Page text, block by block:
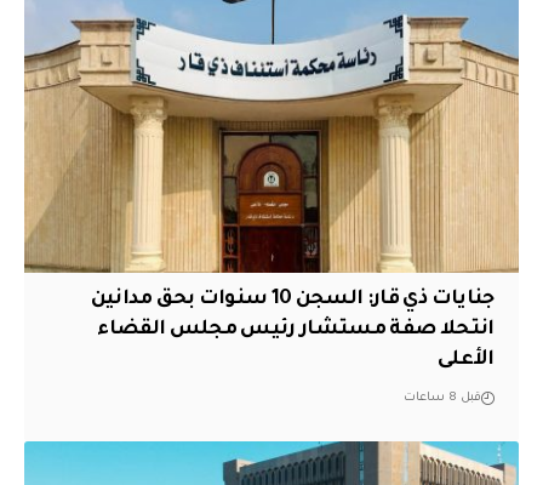
جنايات ذي قار: السجن 10 سنوات بحق مدانين
انتحلا صفة مستشار رئيس مجلس القضاء
الأعلى
قبل 8 ساعات